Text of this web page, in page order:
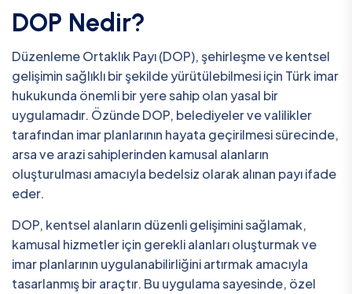
DOP Nedir?
Düzenleme Ortaklık Payı (DOP), şehirleşme ve kentsel
gelişimin sağlıklı bir şekilde yürütülebilmesi için Türk imar
hukukunda önemli bir yere sahip olan yasal bir
uygulamadır. Özünde DOP, belediyeler ve valilikler
tarafından imar planlarının hayata geçirilmesi sürecinde,
arsa ve arazi sahiplerinden kamusal alanların
oluşturulması amacıyla bedelsiz olarak alınan payı ifade
eder.
DOP, kentsel alanların düzenli gelişimini sağlamak,
kamusal hizmetler için gerekli alanları oluşturmak ve
imar planlarının uygulanabilirliğini artırmak amacıyla
tasarlanmış bir araçtır. Bu uygulama sayesinde, özel